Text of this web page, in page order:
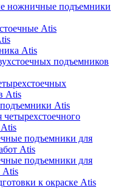
ножничные подъемники
Atis
Atis
подъемников
Atis
Atis
четырехстоечного
подъемники для
Atis
подъемники для
Atis
к окраске Atis